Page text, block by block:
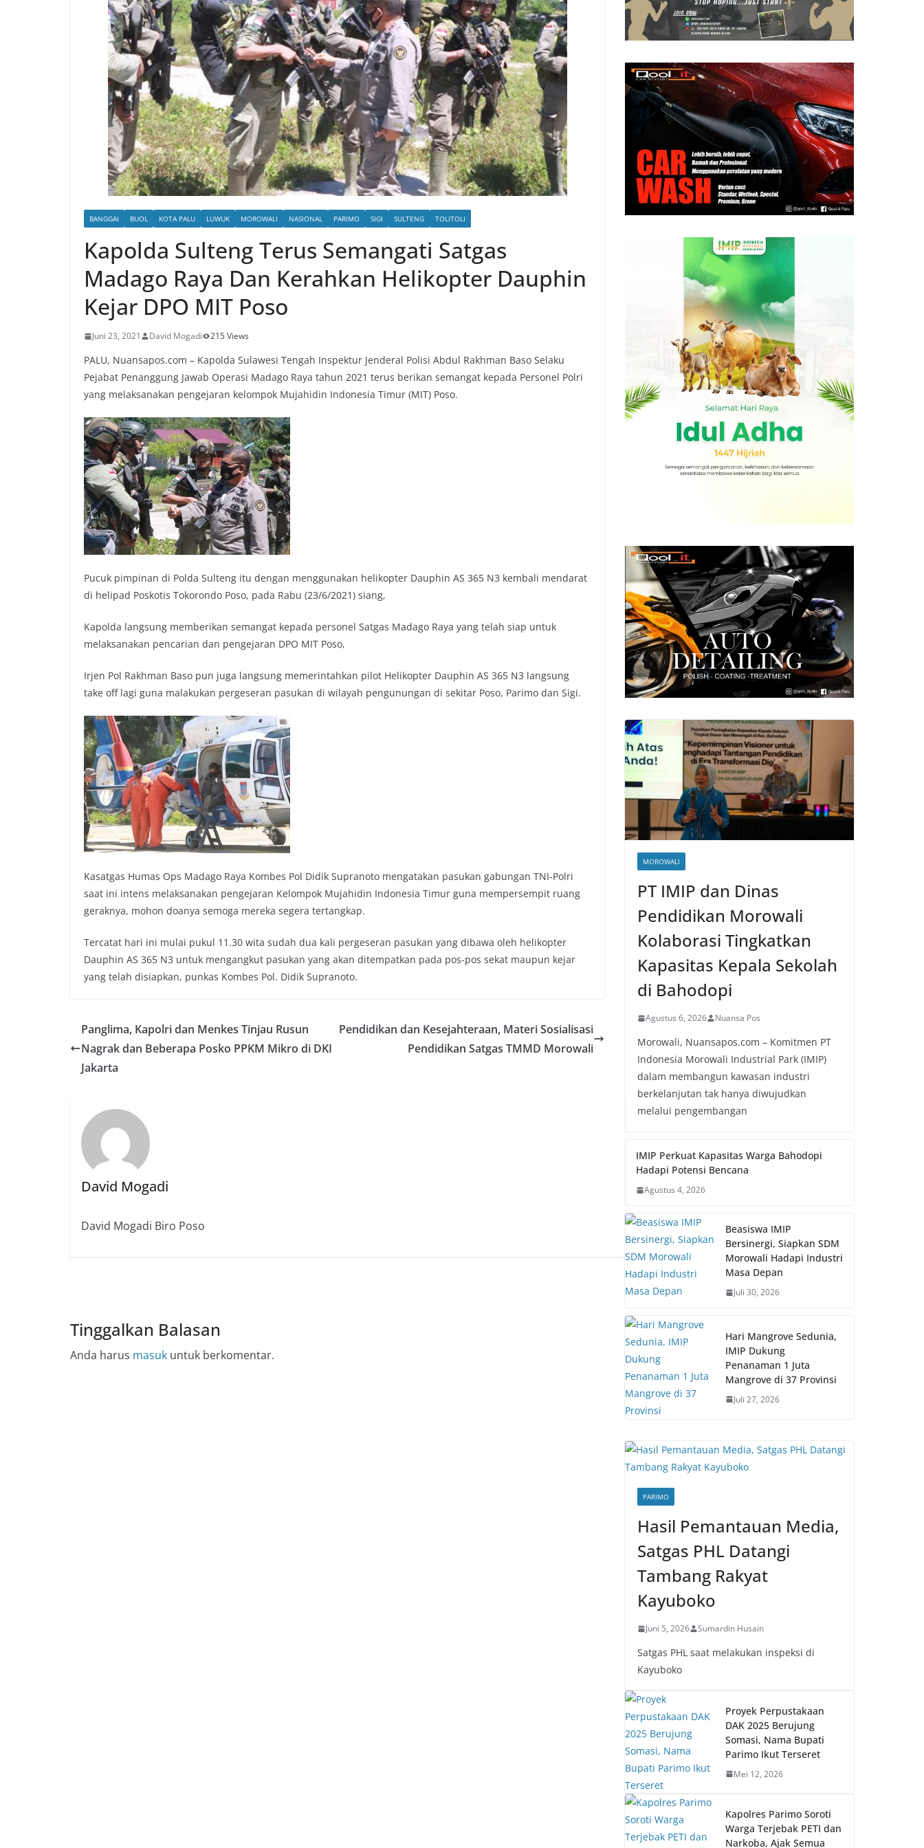
BANGGAI BUOL KOTA PALU LUWUK MOROWALI NASIONAL PARIMO SIGI SULTENG TOLITOLI
Kapolda Sulteng Terus Semangati Satgas
Madago Raya Dan Kerahkan Helikopter Dauphin
Kejar DPO MIT Poso
Juni 23, 2021 David Mogadi 215 Views
PALU, Nuansapos.com – Kapolda Sulawesi Tengah Inspektur Jenderal Polisi Abdul Rakhman Baso Selaku
Pejabat Penanggung Jawab Operasi Madago Raya tahun 2021 terus berikan semangat kepada Personel Polri
yang melaksanakan pengejaran kelompok Mujahidin Indonesia Timur (MIT) Poso.
Pucuk pimpinan di Polda Sulteng itu dengan menggunakan helikopter Dauphin AS 365 N3 kembali mendarat
di helipad Poskotis Tokorondo Poso, pada Rabu (23/6/2021) siang,
Kapolda langsung memberikan semangat kepada personel Satgas Madago Raya yang telah siap untuk
melaksanakan pencarian dan pengejaran DPO MIT Poso,
Irjen Pol Rakhman Baso pun juga langsung memerintahkan pilot Helikopter Dauphin AS 365 N3 langsung
take off lagi guna malakukan pergeseran pasukan di wilayah pengunungan di sekitar Poso, Parimo dan Sigi.
Kasatgas Humas Ops Madago Raya Kombes Pol Didik Supranoto mengatakan pasukan gabungan TNI-Polri
saat ini intens melaksanakan pengejaran Kelompok Mujahidin Indonesia Timur guna mempersempit ruang
geraknya, mohon doanya semoga mereka segera tertangkap.
Tercatat hari ini mulai pukul 11.30 wita sudah dua kali pergeseran pasukan yang dibawa oleh helikopter
Dauphin AS 365 N3 untuk mengangkut pasukan yang akan ditempatkan pada pos-pos sekat maupun kejar
yang telah disiapkan, punkas Kombes Pol. Didik Supranoto.
Panglima, Kapolri dan Menkes Tinjau Rusun
Nagrak dan Beberapa Posko PPKM Mikro di DKI
Jakarta
Pendidikan dan Kesejahteraan, Materi Sosialisasi
Pendidikan Satgas TMMD Morowali
David Mogadi
David Mogadi Biro Poso
Tinggalkan Balasan
Anda harus masuk untuk berkomentar.
MOROWALI
PT IMIP dan Dinas
Pendidikan Morowali
Kolaborasi Tingkatkan
Kapasitas Kepala Sekolah
di Bahodopi
Agustus 6, 2026 Nuansa Pos
Morowali, Nuansapos.com – Komitmen PT
Indonesia Morowali Industrial Park (IMIP)
dalam membangun kawasan industri
berkelanjutan tak hanya diwujudkan
melalui pengembangan
IMIP Perkuat Kapasitas Warga Bahodopi
Hadapi Potensi Bencana
Agustus 4, 2026
Beasiswa IMIP
Bersinergi, Siapkan SDM
Morowali Hadapi Industri
Masa Depan
Juli 30, 2026
Hari Mangrove Sedunia,
IMIP Dukung
Penanaman 1 Juta
Mangrove di 37 Provinsi
Juli 27, 2026
PARIMO
Hasil Pemantauan Media,
Satgas PHL Datangi
Tambang Rakyat
Kayuboko
Juni 5, 2026 Sumardin Husain
Satgas PHL saat melakukan inspeksi di
Kayuboko
Proyek Perpustakaan
DAK 2025 Berujung
Somasi, Nama Bupati
Parimo Ikut Terseret
Mei 12, 2026
Kapolres Parimo Soroti
Warga Terjebak PETI dan
Narkoba, Ajak Semua